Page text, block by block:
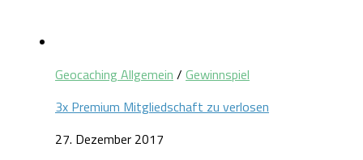
Geocaching Allgemein / Gewinnspiel
3x Premium Mitgliedschaft zu verlosen
27. Dezember 2017